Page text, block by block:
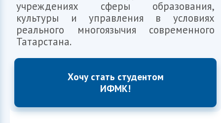
учреждениях сферы образования,
культуры и управления в условиях
реального многоязычия современного
Татарстана.
Хочу стать студентом
ИФМК!